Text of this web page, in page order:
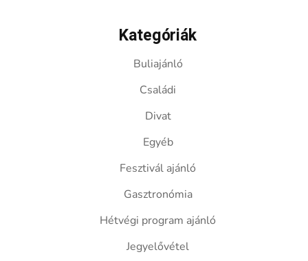
Kategóriák
Buliajánló
Családi
Divat
Egyéb
Fesztivál ajánló
Gasztronómia
Hétvégi program ajánló
Jegyelővétel